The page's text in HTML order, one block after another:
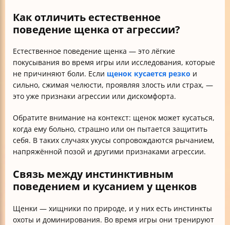
Как отличить естественное
поведение щенка от агрессии?
Естественное поведение щенка — это лёгкие
покусывания во время игры или исследования, которые
не причиняют боли. Если щенок кусается резко и
сильно, сжимая челюсти, проявляя злость или страх, —
это уже признаки агрессии или дискомфорта.
Обратите внимание на контекст: щенок может кусаться,
когда ему больно, страшно или он пытается защитить
себя. В таких случаях укусы сопровождаются рычанием,
напряжённой позой и другими признаками агрессии.
Связь между инстинктивным
поведением и кусанием у щенков
Щенки — хищники по природе, и у них есть инстинкты
охоты и доминирования. Во время игры они тренируют